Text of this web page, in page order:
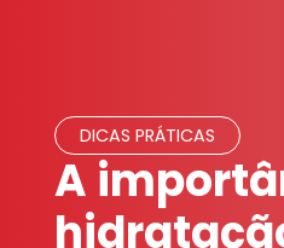
DICAS PRÁTICAS
A